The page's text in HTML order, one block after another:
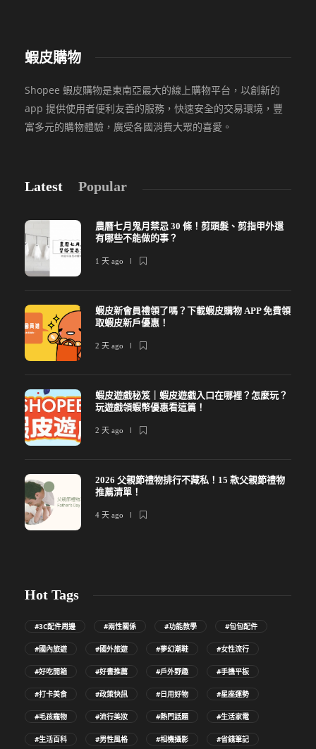
蝦皮購物
Shopee 蝦皮購物是東南亞最大的線上購物平台，以創新的
app 提供使用者便利友善的服務，快速安全的交易環境，豐
富多元的購物體驗，廣受各國消費大眾的喜愛。
Latest Popular
農曆七月鬼月禁忌 30 條！剪頭髮、剪指甲外還
有哪些不能做的事？
1 天 ago
蝦皮新會員禮領了嗎？下載蝦皮購物 APP 免費領
取蝦皮新戶優惠！
2 天 ago
蝦皮遊戲秘笈｜蝦皮遊戲入口在哪裡？怎麼玩？
玩遊戲領蝦幣優惠看這篇！
2 天 ago
2026 父親節禮物排行不藏私！15 款父親節禮物
推薦清單！
4 天 ago
Hot Tags
#3C配件周邊 #兩性關係 #功能教學 #包包配件
#國內旅遊 #國外旅遊 #夢幻潮鞋 #女性流行
#好吃開箱 #好書推薦 #戶外野趣 #手機平板
#打卡美食 #政策快訊 #日用好物 #星座運勢
#毛孩寵物 #流行美妝 #熱門話題 #生活家電
#生活百科 #男性風格 #相機攝影 #省錢筆記